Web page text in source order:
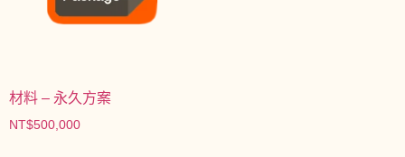
材料 – 永久方案
NT$500,000